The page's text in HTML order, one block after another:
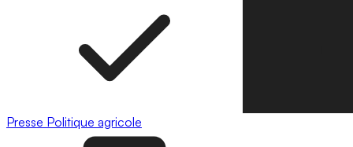
Presse Politique agricole